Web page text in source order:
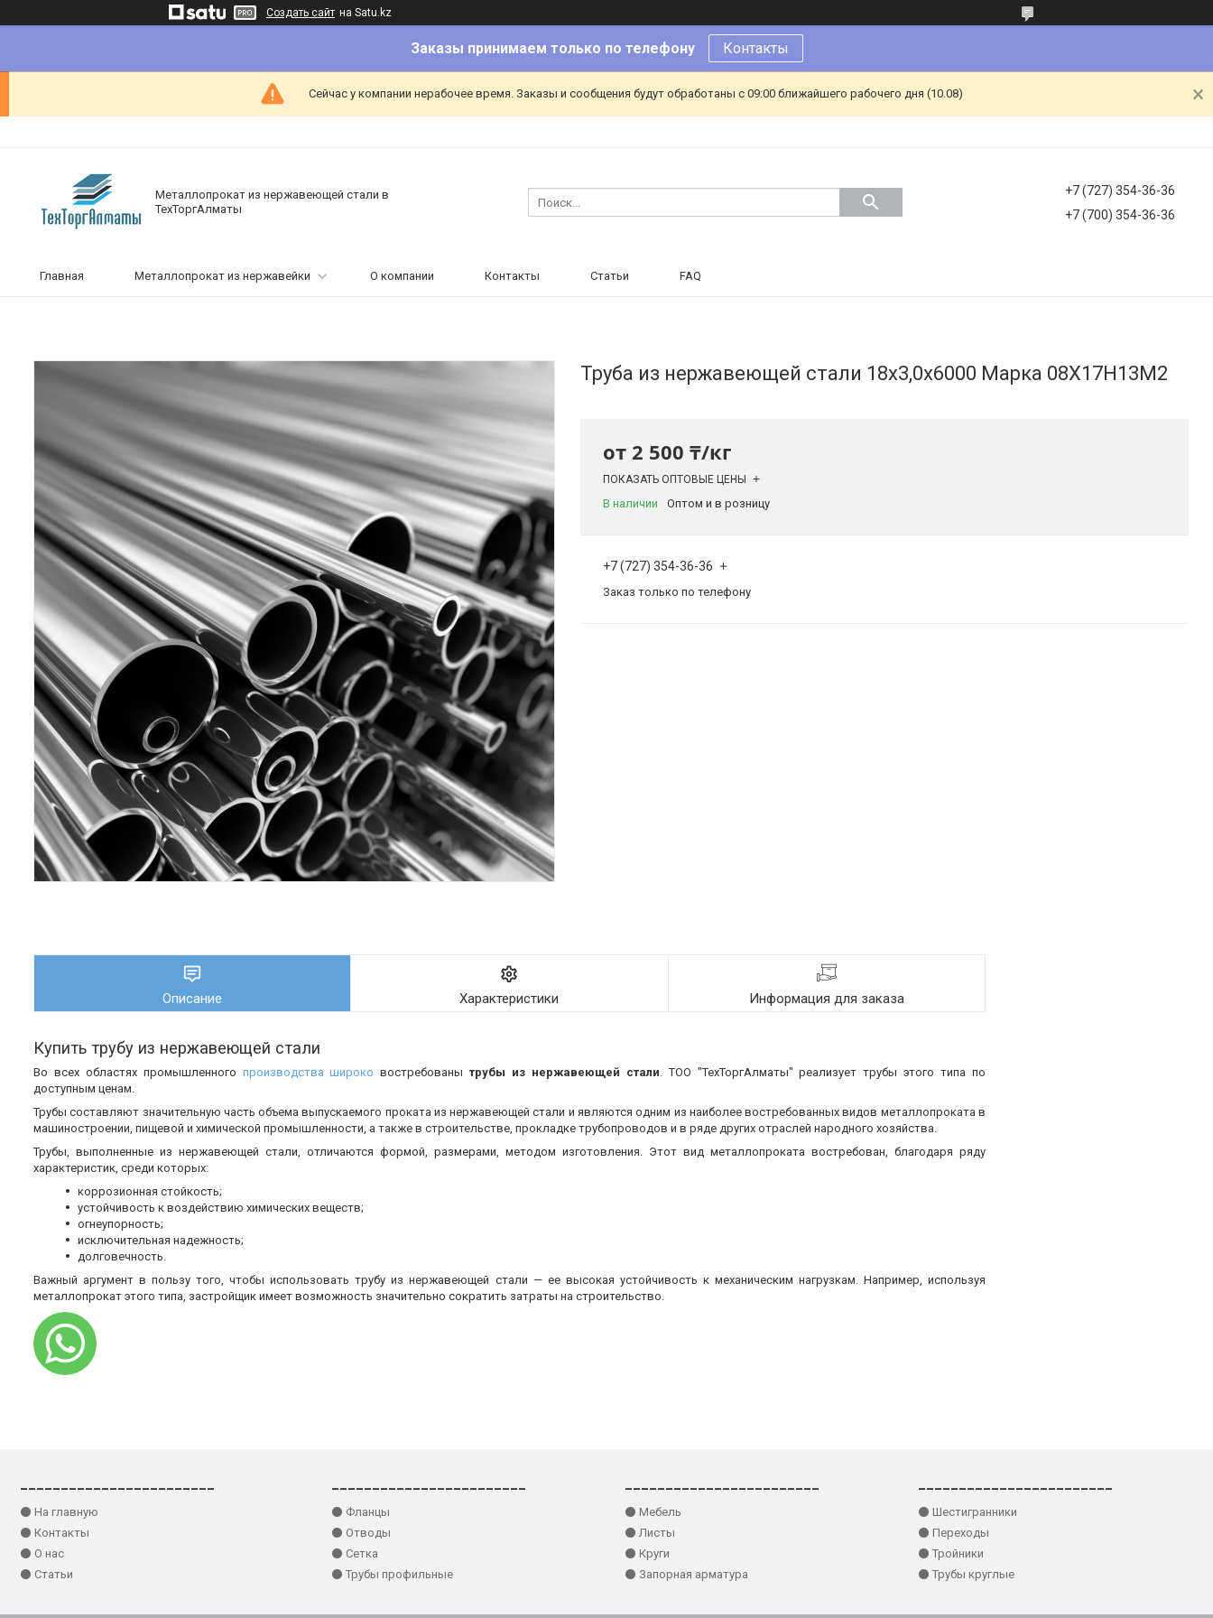
Создать сайт на Satu.kz
Заказы принимаем только по телефону Контакты
Сейчас у компании нерабочее время. Заказы и сообщения будут обработаны с 09:00 ближайшего рабочего дня (10.08)
Металлопрокат из нержавеющей стали в
ТехТоргАлматы
+7 (727) 354-36-36
+7 (700) 354-36-36
Главная Металлопрокат из нержавейки О компании Контакты Статьи FAQ
Труба из нержавеющей стали 18х3,0х6000 Марка 08Х17Н13М2
от 2 500 ₸/кг
ПОКАЗАТЬ ОПТОВЫЕ ЦЕНЫ
В наличии Оптом и в розницу
+7 (727) 354-36-36
Заказ только по телефону
Описание Характеристики Информация для заказа
Купить трубу из нержавеющей стали
Во всех областях промышленного производства широко востребованытрубы из нержавеющей стали. ТОО "ТехТоргАлматы" реализует трубы этого типа по
доступным ценам.
Трубы составляют значительную часть объема выпускаемого проката из нержавеющей стали и являются одним из наиболее востребованных видов металлопроката в
машиностроении, пищевой и химической промышленности, а также в строительстве, прокладке трубопроводов и в ряде других отраслей народного хозяйства.
Трубы, выполненные из нержавеющей стали, отличаются формой, размерами, методом изготовления. Этот вид металлопроката востребован, благодаря ряду
характеристик, среди которых:
коррозионная стойкость;
устойчивость к воздействию химических веществ;
огнеупорность;
исключительная надежность;
долговечность.
Важный аргумент в пользу того, чтобы использовать трубу из нержавеющей стали — ее высокая устойчивость к механическим нагрузкам. Например, используя
металлопрокат этого типа, застройщик имеет возможность значительно сократить затраты на строительство.
⚫ На главную
⚫ Контакты
⚫ О нас
⚫ Статьи
⚫ Фланцы
⚫ Отводы
⚫ Сетка
⚫ Трубы профильные
⚫ Мебель
⚫ Листы
⚫ Круги
⚫ Запорная арматура
⚫ Шестигранники
⚫ Переходы
⚫ Тройники
⚫ Трубы круглые